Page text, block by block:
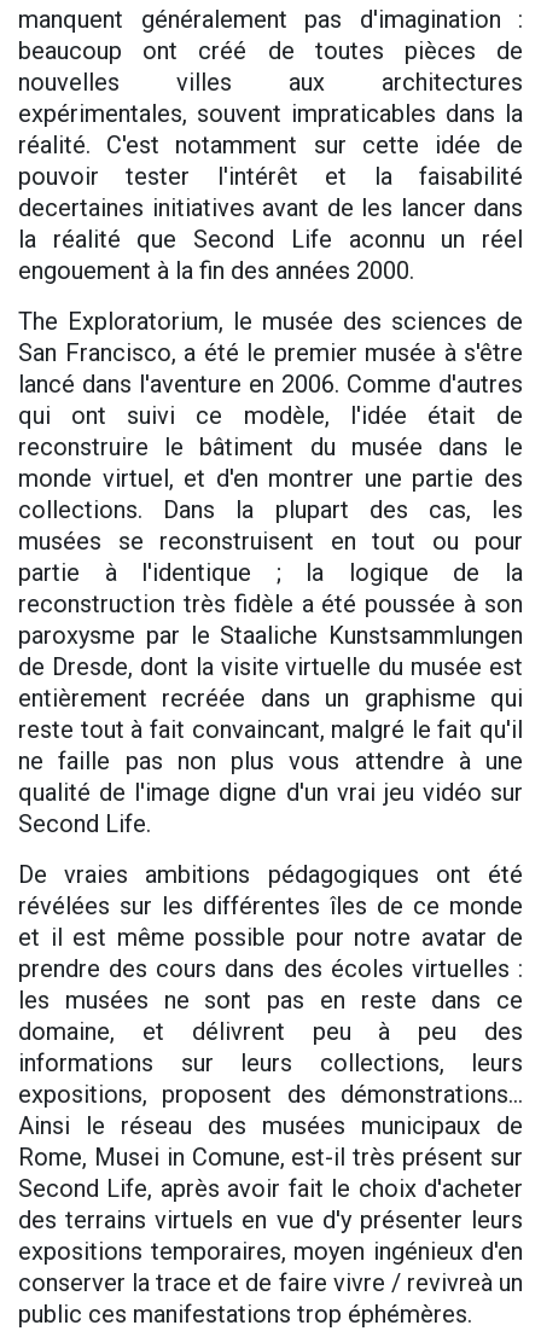
manquent généralement pas d'imagination :
beaucoup ont créé de toutes pièces de
nouvelles villes aux architectures
expérimentales, souvent impraticables dans la
réalité. C'est notamment sur cette idée de
pouvoir tester l'intérêt et la faisabilité
decertaines initiatives avant de les lancer dans
la réalité que Second Life aconnu un réel
engouement à la fin des années 2000.
The Exploratorium, le musée des sciences de
San Francisco, a été le premier musée à s'être
lancé dans l'aventure en 2006. Comme d'autres
qui ont suivi ce modèle, l'idée était de
reconstruire le bâtiment du musée dans le
monde virtuel, et d'en montrer une partie des
collections. Dans la plupart des cas, les
musées se reconstruisent en tout ou pour
partie à l'identique ; la logique de la
reconstruction très fidèle a été poussée à son
paroxysme par le Staaliche Kunstsammlungen
de Dresde, dont la visite virtuelle du musée est
entièrement recréée dans un graphisme qui
reste tout à fait convaincant, malgré le fait qu'il
ne faille pas non plus vous attendre à une
qualité de l'image digne d'un vrai jeu vidéo sur
Second Life.
De vraies ambitions pédagogiques ont été
révélées sur les différentes îles de ce monde
et il est même possible pour notre avatar de
prendre des cours dans des écoles virtuelles :
les musées ne sont pas en reste dans ce
domaine, et délivrent peu à peu des
informations sur leurs collections, leurs
expositions, proposent des démonstrations...
Ainsi le réseau des musées municipaux de
Rome, Musei in Comune, est-il très présent sur
Second Life, après avoir fait le choix d'acheter
des terrains virtuels en vue d'y présenter leurs
expositions temporaires, moyen ingénieux d'en
conserver la trace et de faire vivre / revivreà un
public ces manifestations trop éphémères.